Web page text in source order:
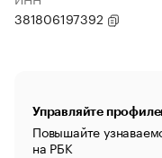
381806197392
Управляйте
Повышайте
на РБК